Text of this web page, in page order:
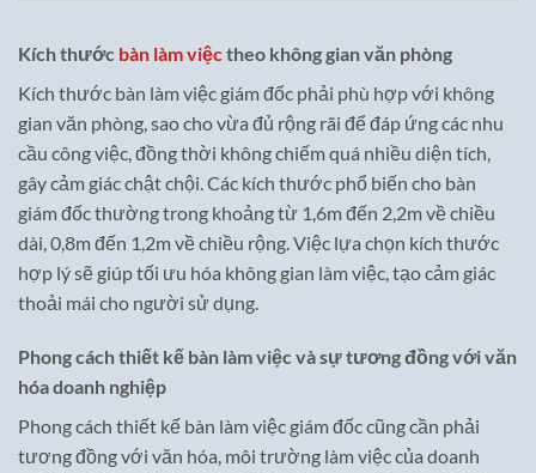
Kích thước bàn làm việc theo không gian văn phòng
Kích thước bàn làm việc giám đốc phải phù hợp với không
gian văn phòng, sao cho vừa đủ rộng rãi để đáp ứng các nhu
cầu công việc, đồng thời không chiếm quá nhiều diện tích,
gây cảm giác chật chội. Các kích thước phổ biến cho bàn
giám đốc thường trong khoảng từ 1,6m đến 2,2m về chiều
dài, 0,8m đến 1,2m về chiều rộng. Việc lựa chọn kích thước
hợp lý sẽ giúp tối ưu hóa không gian làm việc, tạo cảm giác
thoải mái cho người sử dụng.
Phong cách thiết kế bàn làm việc và sự tương đồng với văn
hóa doanh nghiệp
Phong cách thiết kế bàn làm việc giám đốc cũng cần phải
tương đồng với văn hóa, môi trường làm việc của doanh